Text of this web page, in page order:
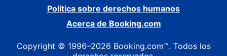
Política sobre derechos humanos
Acerca de Booking.com
Copyright © 1996–2026 Booking.com™. Todos los